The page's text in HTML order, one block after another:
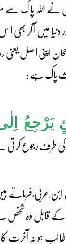
نے اللہ پا ک سے
اور دنیا میں آکر
اپنی اصل
پاک ہے :
کی طرف رجوع کرتی
ابن ِ عربی ؒ فرماتے
کے قابل وہ شخص
کا طالب ہو نہ